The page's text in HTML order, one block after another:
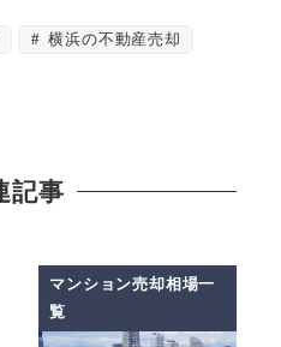
横浜の不動産売却
記事
マンション売却相場一
覧